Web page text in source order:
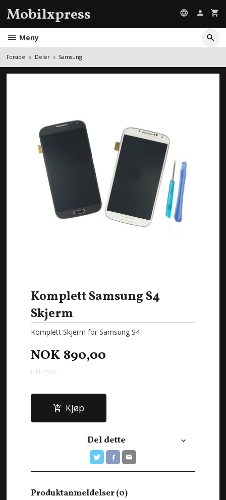
innholdet
Mobilxpress
Meny
Forside Deler Samsung
Komplett Samsung S4
Skjerm
Komplett Skjerm for Samsung S4
NOK 890,00
inkl. mva.
Kjøp
Del dette
Produktanmeldelser (0)